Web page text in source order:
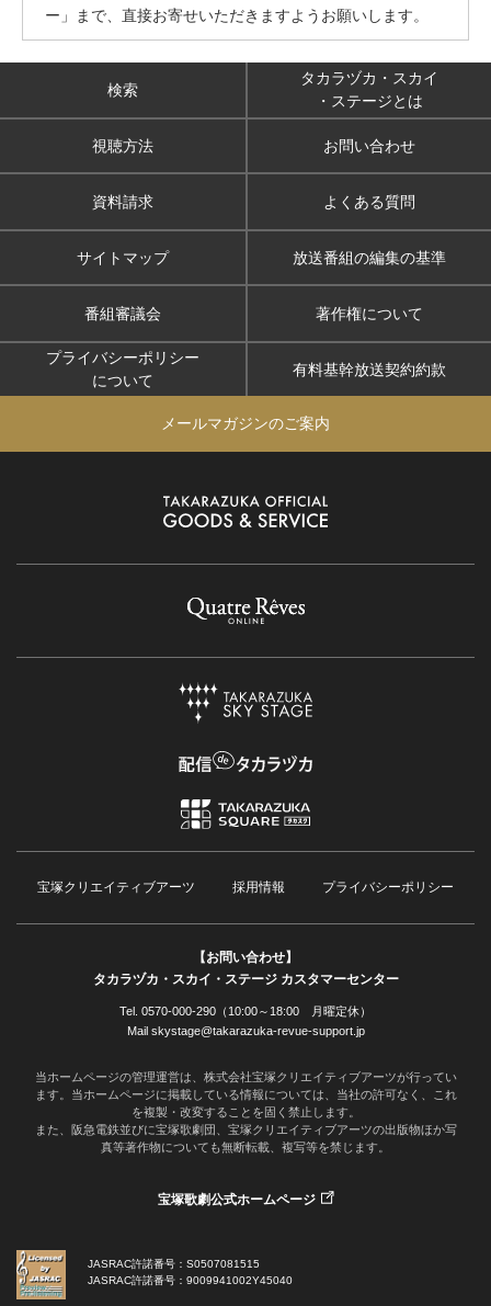
ー」まで、直接お寄せいただきますようお願いします。
検索
タカラヅカ・スカイ
・ステージとは
視聴方法 お問い合わせ
資料請求 よくある質問
サイトマップ 放送番組の編集の基準
番組審議会 著作権について
プライバシーポリシー
について
有料基幹放送契約約款
メールマガジンのご案内
宝塚クリエイティブアーツ 採用情報 プライバシーポリシー
【お問い合わせ】
タカラヅカ・スカイ・ステージ カスタマーセンター
Tel. 0570-000-290（10:00～18:00 月曜定休）
Mail skystage@takarazuka-revue-support.jp
当ホームページの管理運営は、株式会社宝塚クリエイティブアーツが行ってい
ます。当ホームページに掲載している情報については、当社の許可なく、これ
を複製・改変することを固く禁止します。
また、阪急電鉄並びに宝塚歌劇団、宝塚クリエイティブアーツの出版物ほか写
真等著作物についても無断転載、複写等を禁じます。
宝塚歌劇公式ホームページ
JASRAC許諾番号：S0507081515
JASRAC許諾番号：9009941002Y45040